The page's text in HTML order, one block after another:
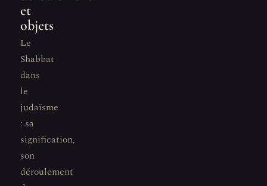
et
objets
Le
Shabbat
dans
le
judaïsme
: sa
signification,
son
déroulement